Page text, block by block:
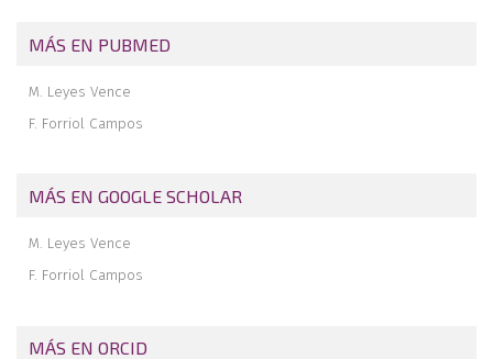
MÁS EN PUBMED
M. Leyes Vence
F. Forriol Campos
MÁS EN GOOGLE SCHOLAR
M. Leyes Vence
F. Forriol Campos
MÁS EN ORCID